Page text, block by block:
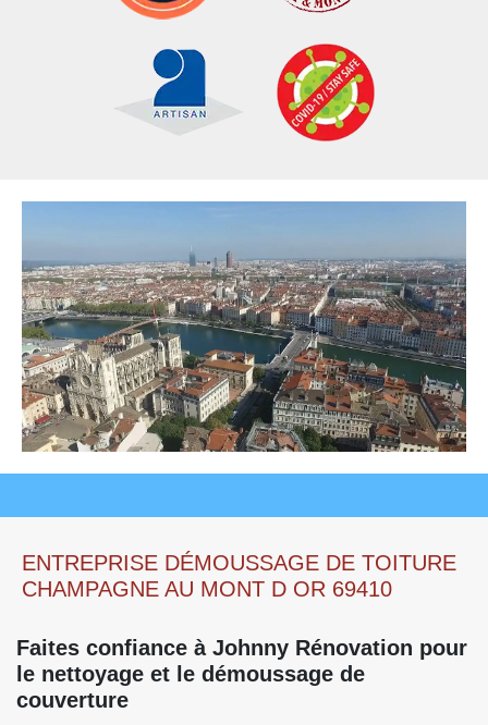
ENTREPRISE DÉMOUSSAGE DE TOITURE
CHAMPAGNE AU MONT D OR 69410
Faites confiance à Johnny Rénovation pour
le nettoyage et le démoussage de
couverture